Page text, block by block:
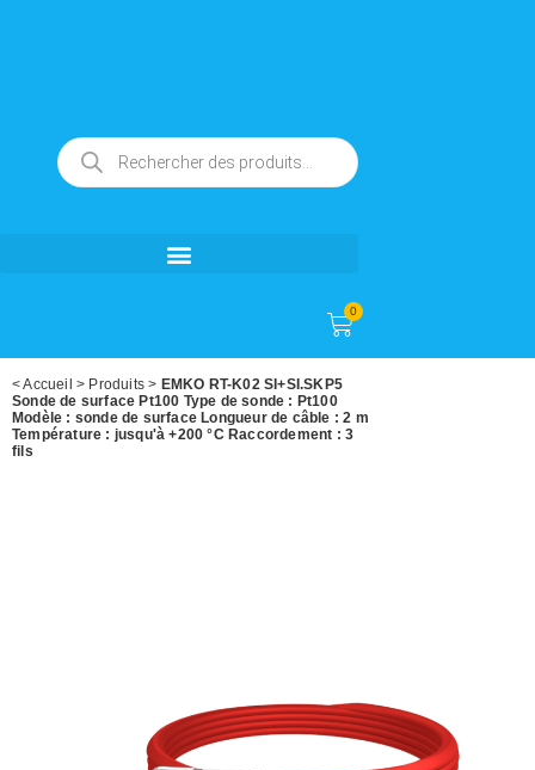
0
<Accueil > Produits > EMKO RT-K02 SI+SI.SKP5
Sonde de surface Pt100 Type de sonde : Pt100
Modèle : sonde de surface Longueur de câble : 2 m
Température : jusqu'à +200 °C Raccordement : 3
fils